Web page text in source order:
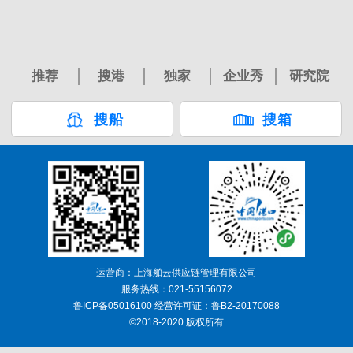
推荐 搜港 独家 企业秀 研究院
搜船 搜箱
运营商：上海舶云供应链管理有限公司
服务热线：021-55156072
鲁ICP备05016100 经营许可证：鲁B2-20170088
©2018-2020 版权所有